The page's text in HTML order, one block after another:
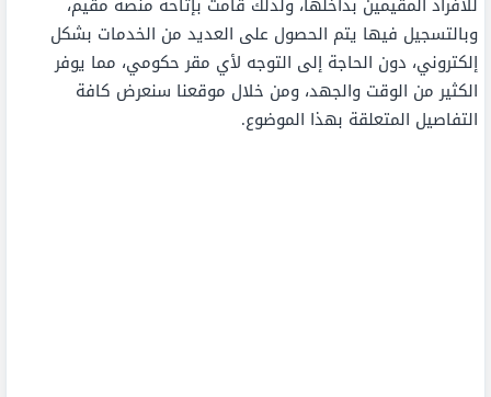
وبالتسجيل فيها يتم الحصول على العديد من الخدمات بشكل
إلكتروني، دون الحاجة إلى التوجه لأي مقر حكومي، مما يوفر
الكثير من الوقت والجهد، ومن خلال موقعنا سنعرض كافة
التفاصيل المتعلقة بهذا الموضوع.